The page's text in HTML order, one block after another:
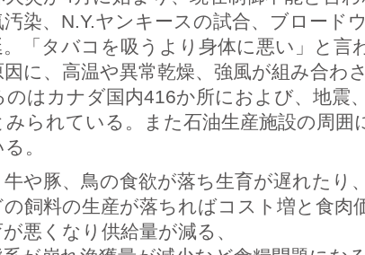
染、N.Y.ヤンキースの試合、ブロード
。「タバコを吸うより身体に悪い」と言
に、高温や異常乾燥、強風が組み合わ
のはカナダ国内416か所におよび、地震
みられている。また石油生産施設の周
。
や豚、鳥の食欲が落ち生育が遅れたり
の飼料の生産が落ちればコスト増と食
悪くなり供給量が減る、